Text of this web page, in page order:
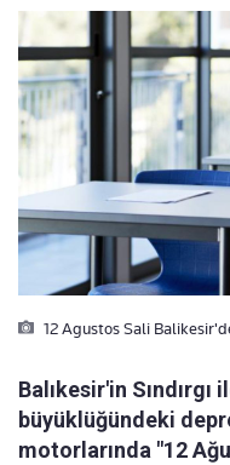
12 Agustos Sali
Balıkesir'in
büyüklüğündeki
motorlarında "12